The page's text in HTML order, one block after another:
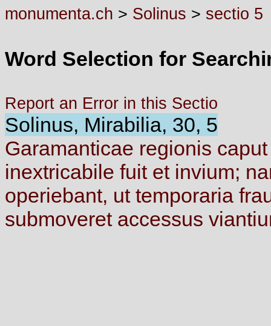
monumenta.ch > Solinus > sectio 5
Word Selection for
Report an Error in this Sectio
Solinus, Mirabilia, 30, 5
Garamanticae regionis
inextricabile fuit et invium;
operiebant, ut temporaria
submoveret accessus